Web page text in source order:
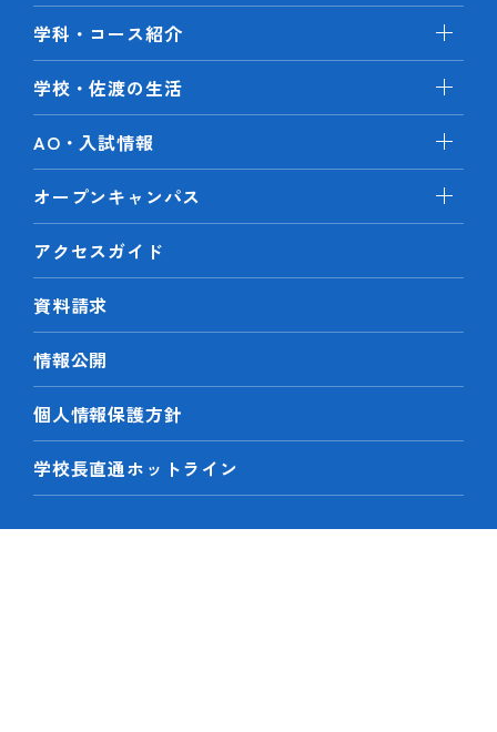
学科・コース紹介
学校・佐渡の生活
AO・入試情報
オープンキャンパス
アクセスガイド
資料請求
情報公開
個人情報保護方針
学校長直通ホットライン